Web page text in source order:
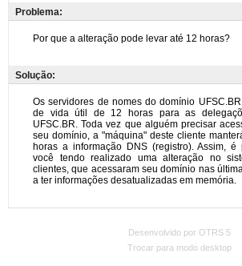
Problema:
Solução:
Desenvolvido por OTRS 5
Trocar para modo desktop